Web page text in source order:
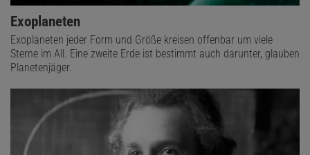
Exoplaneten
Exoplaneten jeder Form und Größe kreisen offenbar um viele
Sterne im All. Eine zweite Erde ist bestimmt auch darunter, glauben
Planetenjäger.